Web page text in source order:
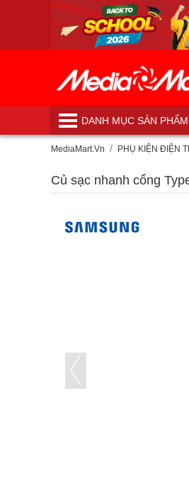
DANH MỤCSẢN PHẨM
MediaMart.Vn PHỤ KIỆN ĐIỆN
Củ sạc nhanh cổng